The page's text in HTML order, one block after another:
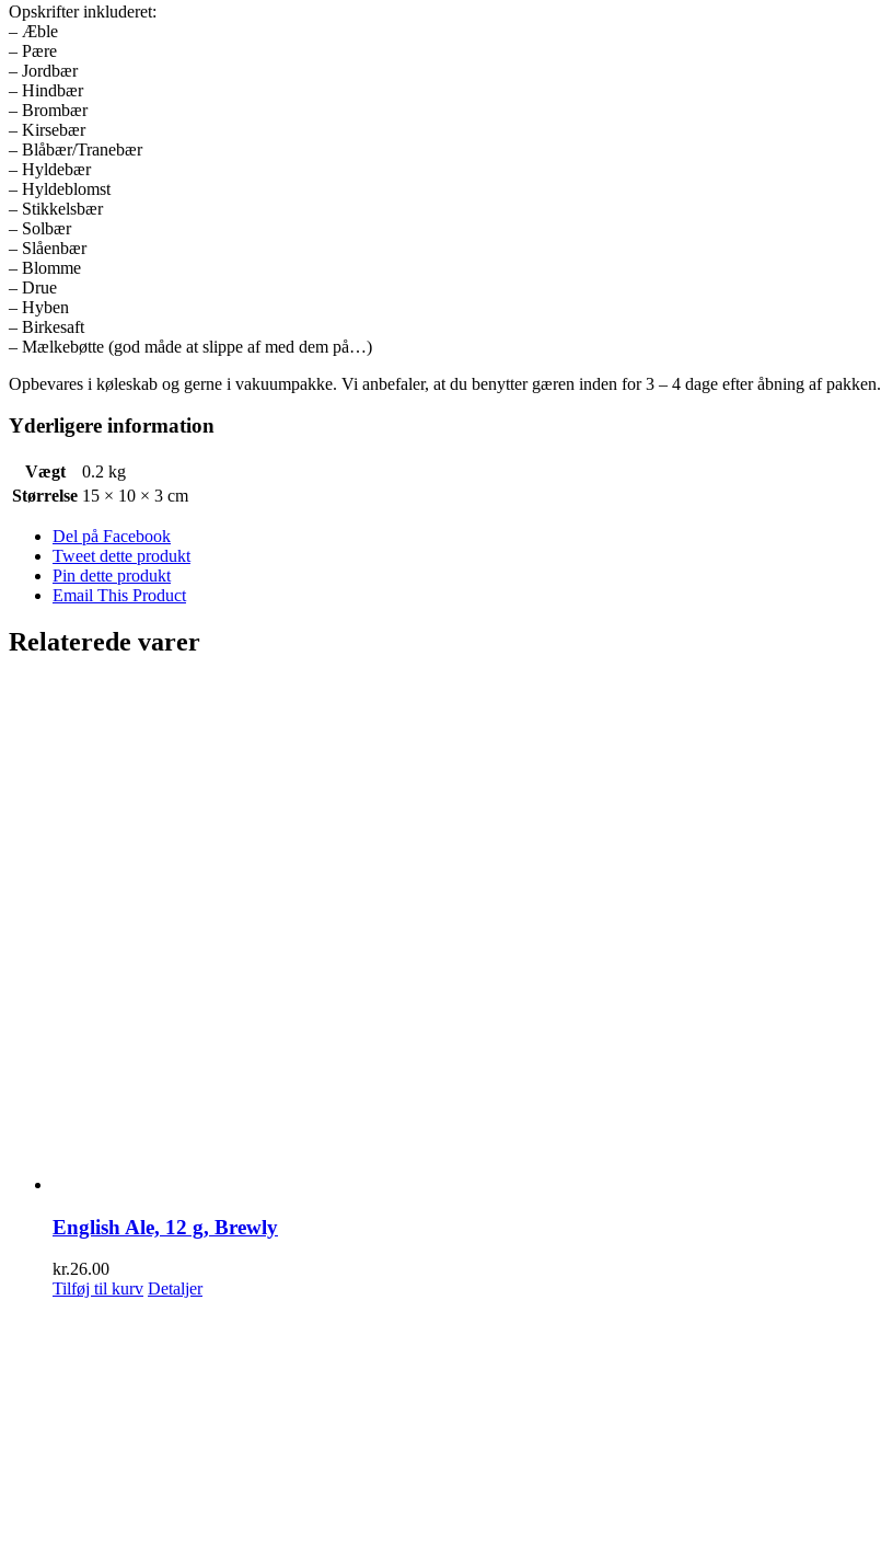
Opskrifter inkluderet:
– Æble
– Pære
– Jordbær
– Hindbær
– Brombær
– Kirsebær
– Blåbær/Tranebær
– Hyldebær
– Hyldeblomst
– Stikkelsbær
– Solbær
– Slåenbær
– Blomme
– Drue
– Hyben
– Birkesaft
– Mælkebøtte (god måde at slippe af med dem på…)
Opbevares i køleskab og gerne i vakuumpakke. Vi anbefaler, at du benytter gæren inden for 3 – 4 dage efter åbning af pakken.
Yderligere information
Vægt
0.2 kg
Størrelse 15 × 10 × 3 cm
Del på Facebook
Tweet dette produkt
Pin dette produkt
Email This Product
Relaterede varer
English Ale, 12 g, Brewly
kr.26.00
Tilføj til kurv Detaljer